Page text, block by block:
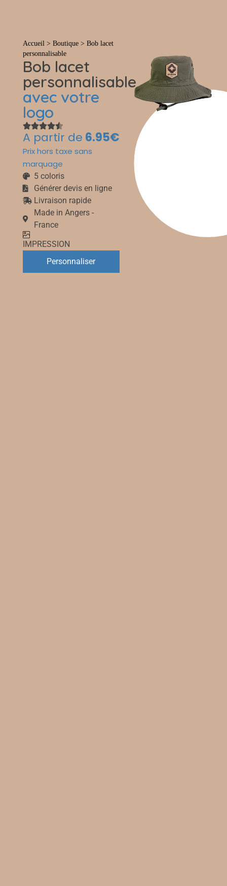
Accueil> Boutique> Bob lacet
personnalisable
Bob lacet
personnalisable
avec votre
logo
A partir de 6.95€
Prix hors taxe sans
marquage
5 coloris
Générer devis en ligne
Livraison rapide
Made in Angers -
France
IMPRESSION
Personnaliser